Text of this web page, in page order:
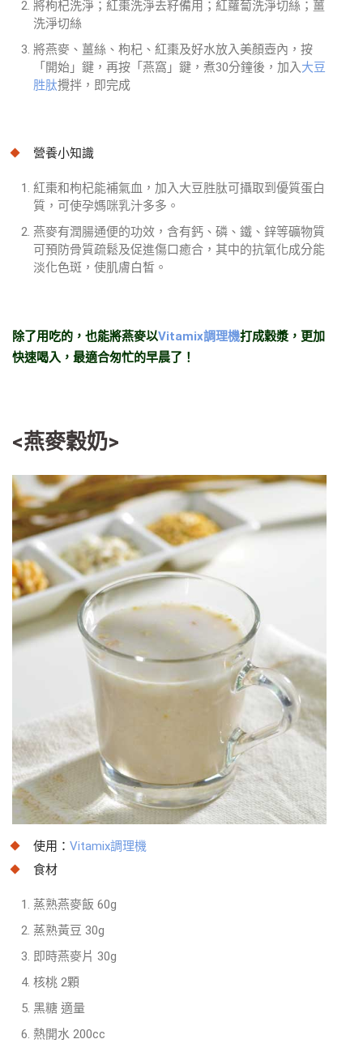
將枸杞洗淨；紅棗洗淨去籽備用；紅蘿蔔洗淨切絲；薑
洗淨切絲
將燕麥、薑絲、枸杞、紅棗及好水放入美顏壺內，按
「開始」鍵，再按「燕窩」鍵，煮30分鐘後，加入大豆
胜肽攪拌，即完成
營養小知識
紅棗和枸杞能補氣血，加入大豆胜肽可攝取到優質蛋白
質，可使孕媽咪乳汁多多。
燕麥有潤腸通便的功效，含有鈣、磷、鐵、鋅等礦物質
可預防骨質疏鬆及促進傷口癒合，其中的抗氧化成分能
淡化色斑，使肌膚白皙。
除了用吃的，也能將燕麥以Vitamix調理機打成穀漿，更加
快速喝入，最適合匆忙的早晨了！
<燕麥穀奶>
使用： Vitamix調理機
食材
蒸熟燕麥飯 60g
蒸熟黃豆 30g
即時燕麥片 30g
核桃 2顆
黑糖 適量
熱開水 200cc